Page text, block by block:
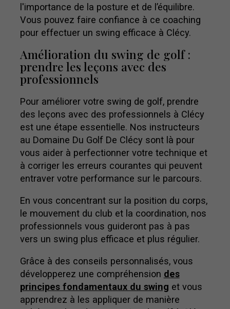
l'importance de la posture et de l’équilibre.
Vous pouvez faire confiance à ce coaching
pour effectuer un swing efficace à Clécy.
Amélioration du swing de golf :
prendre les leçons avec des
professionnels
Pour améliorer votre swing de golf, prendre
des leçons avec des professionnels à Clécy
est une étape essentielle. Nos instructeurs
au Domaine Du Golf De Clécy sont là pour
vous aider à perfectionner votre technique et
à corriger les erreurs courantes qui peuvent
entraver votre performance sur le parcours.
En vous concentrant sur la position du corps,
le mouvement du club et la coordination, nos
professionnels vous guideront pas à pas
vers un swing plus efficace et plus régulier.
Grâce à des conseils personnalisés, vous
développerez une compréhension des
principes fondamentaux du swing et vous
apprendrez à les appliquer de manière